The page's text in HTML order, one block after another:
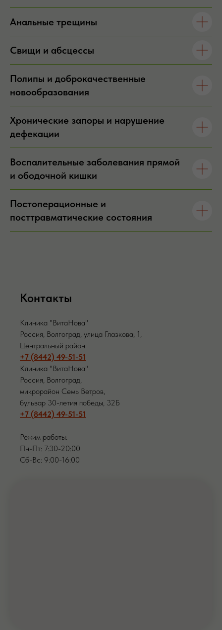
Анальные трещины
Свищи и абсцессы
Полипы и доброкачественные
новообразования
Хронические запоры и нарушение
дефекации
Воспалительные заболевания прямой
и ободочной кишки
Постоперационные и
посттравматические состояния
Контакты
Клиника "ВитаНова"
Россия, Волгоград, улица Глазкова, 1,
Центральный район
+7 (8442) 49-51-51
Клиника "ВитаНова"
Россия, Волгоград,
микрорайон Семь Ветров,
бульвар 30-летия победы, 32Б
+7 (8442) 49-51-51
Режим работы:
Пн-Пт: 7:30-20:00
Сб-Вс: 9:00-16:00